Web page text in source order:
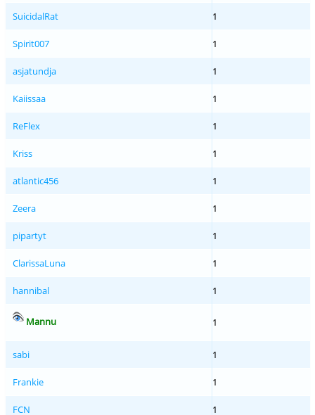
SuicidalRat 1
Spirit007 1
asjatundja 1
Kaiissaa 1
ReFlex 1
Kriss 1
atlantic456 1
Zeera 1
pipartyt 1
ClarissaLuna 1
hannibal 1
Mannu 1
sabi 1
Frankie 1
FCN 1